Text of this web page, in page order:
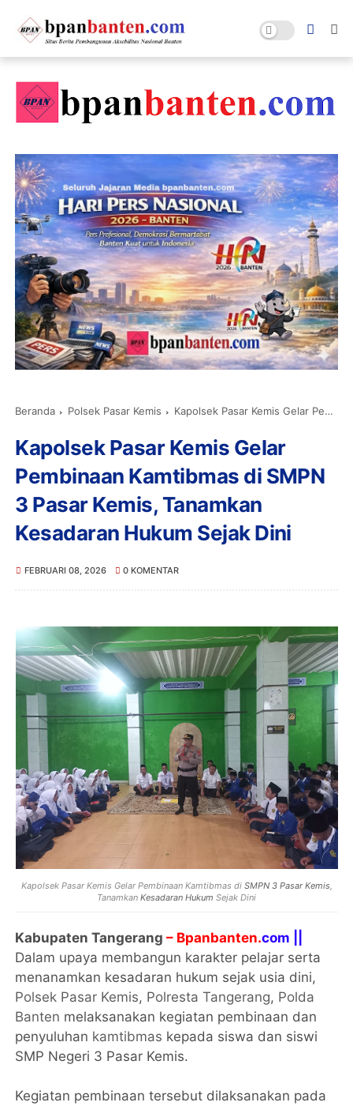
Beranda Polsek Pasar Kemis Kapolsek Pasar Kemis Gelar Pembinaan Kamtibmas di SMPN 3 Pasar Kemis, Tanamkan Kesadaran Hukum Sejak Dini
Kapolsek Pasar Kemis Gelar
Pembinaan Kamtibmas di SMPN
3 Pasar Kemis, Tanamkan
Kesadaran Hukum Sejak Dini
FEBRUARI 08, 2026 0 KOMENTAR
Kapolsek Pasar Kemis Gelar Pembinaan Kamtibmas di SMPN 3 Pasar Kemis
Tanamkan Kesadaran Hukum Sejak Dini
Kabupaten Tangerang – Bpanbanten.com ||
Dalam upaya membangun karakter pelajar serta
menanamkan kesadaran hukum sejak usia dini,
Polsek Pasar Kemis, Polresta Tangerang, Polda
Banten melaksanakan kegiatan pembinaan dan
penyuluhan kamtibmas kepada siswa dan siswi
SMP Negeri 3 Pasar Kemis.
Kegiatan pembinaan tersebut dilaksanakan pada